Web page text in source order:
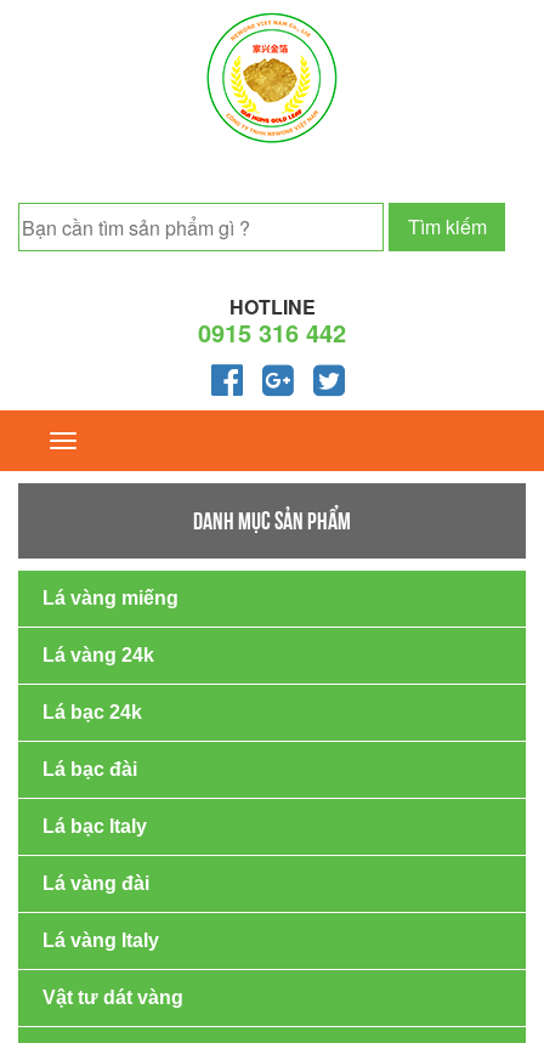
HOTLINE
0915 316 442
Toggle
DANH MỤC SẢN PHẨM
Lá vàng miếng
Lá vàng 24k
Lá bạc 24k
Lá bạc đài
Lá bạc Italy
Lá vàng đài
Lá vàng Italy
Vật tư dát vàng